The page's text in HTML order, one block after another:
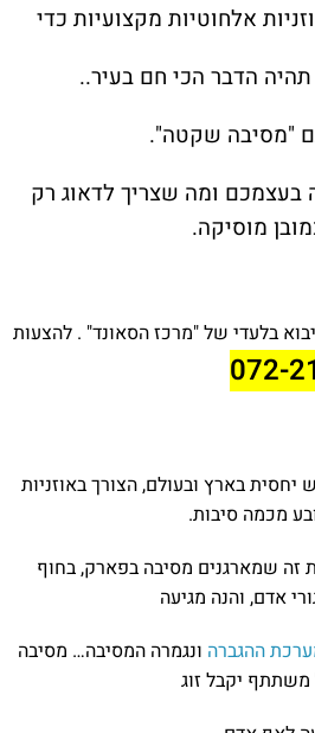
אלחוטיות מקצועיות כדי
הדבר הכי חם בעיר..
"מסיבה שקטה".
בעצמכם ומה שצריך לדאוג רק
בלעדי של "מרכז הסאונד" . להצעות
072-
יחסית בארץ ובעולם, הצורך באוזניות
מכמה סיבות.
שמארגנים מסיבה בפארק, בחוף
אדם, והנה מגיעה
ההגברה ונגמרה המסיבה… מסיבה
יקבל זוג